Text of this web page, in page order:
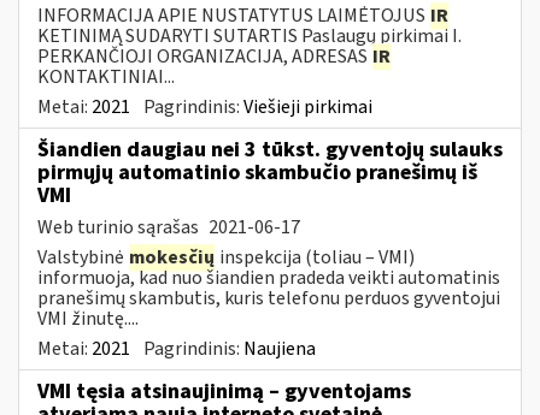
INFORMACIJA APIE NUSTATYTUS LAIMĖTOJUS IR
KETINIMĄ SUDARYTI SUTARTIS Paslaugų pirkimai I.
PERKANČIOJI ORGANIZACIJA, ADRESAS IR
KONTAKTINIAI...
Metai: 2021 Pagrindinis:Viešieji pirkimai
Šiandien daugiau nei 3 tūkst. gyventojų sulauks
pirmųjų automatinio skambučio pranešimų iš
VMI
Web turinio sąrašas 2021-06-17
Valstybinė mokesčių inspekcija (toliau – VMI)
informuoja, kad nuo šiandien pradeda veikti automatinis
pranešimų skambutis, kuris telefonu perduos gyventojui
VMI žinutę....
Metai: 2021 Pagrindinis: Naujiena
VMI tęsia atsinaujinimą – gyventojams